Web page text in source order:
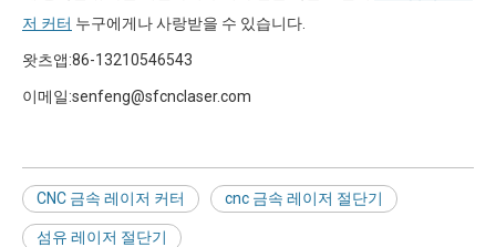
저 커터 누구에게나 사랑받을 수 있습니다.
왓츠앱:86-13210546543
이메일:senfeng@sfcnclaser.com
CNC 금속 레이저 커터 cnc 금속 레이저 절단기
섬유 레이저 절단기